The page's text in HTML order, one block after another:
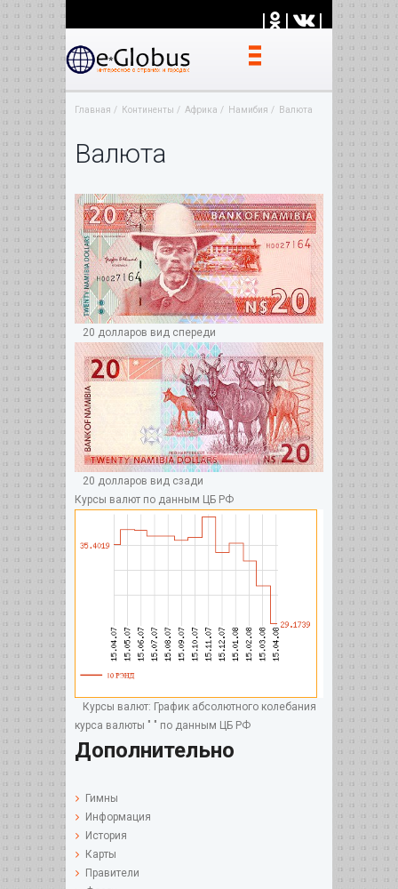
| | |
Главная Континенты Африка Намибия Валюта
Валюта
20 долларов вид спереди
20 долларов вид сзади
Курсы валют по данным ЦБ РФ
Курсы валют: График абсолютного колебания
курса валюты " " по данным ЦБ РФ
Дополнительно
Гимны
Информация
История
Карты
Правители